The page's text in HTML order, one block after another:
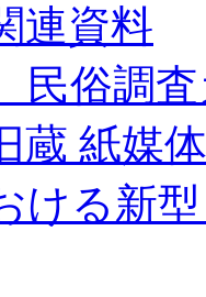
連資料
俗調査
蔵 紙媒
ける新